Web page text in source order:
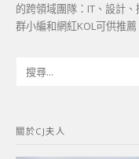
的跨領域團隊：IT、設計
群小編和網紅KOL可供推薦
字:
關於CJ夫人